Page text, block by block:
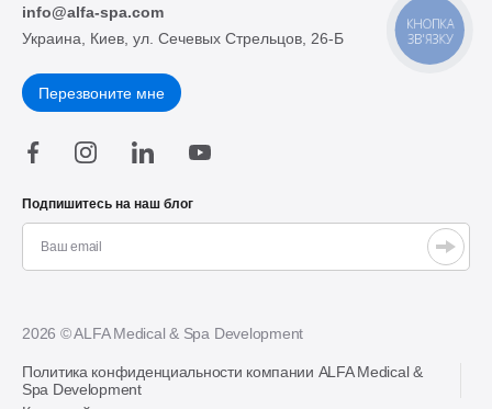
info@alfa-spa.com
Украина, Киев, ул. Сечевых Стрельцов, 26-Б
Перезвоните мне
Подпишитесь на наш блог
2026 © ALFA Medical & Spa Development
Политика конфиденциальности компании ALFA Medical &
Spa Development
КНОПКА
ЗВ'ЯЗКУ